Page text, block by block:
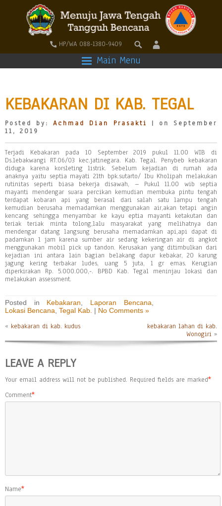
HP/WA 088-1380-9409
Main Menu
KEBAKARAN DI KAB. TEGAL
Posted by:Achmad Dian Prasakti
| on September
11, 2019
Terjadi Kebakaran pada 10 September 2019 pukul 11.00 WIB di
Ds.lebakwangi RT.06/03 kec.jatinegara. Kab. Tegal. Penybeb kebakaran
diduga karena korsleting listrik. Sebelum kejadian di rumah ada
anaknya yaitu septia mayati 21th bpk.sutarto/ Ibu Kholipah melakukan
rutinitas seperti biasa bekerja disawah, – Pukul 11.00 wib septia
mayanti mendengar suara percikan kemudian membuka pintu tengah
terdapat kobaran api yang berasal dari salah satu lampu tengah
kemudian berusaha memadamkan menggunakan air,akan tetapi angin
kencang sehingga menyambar ke kayu eptia mayanti ketakutan dan
teriak teriak minta tolong,lalu masyarakat yang melihatnya dan
mendengar datang langsung berusaha memadamkan api,api dapat di
padamkan 1 jam karena sumber air sedang kekeringan air di angkot
menggunakan mobil pick up tandon. Kerusakan yang ditimbulkan dari
kejadian ini antara lain bagian belakang dapur kebakar, 20 karung
jagung kering terbakar ludes, uang 5 juta, 1 gr emas. Kerugian
diperkirakan Rp. 5.000.000,-. BPBD Kab. Tegal meninjau lokasi dan
melakukan assessment.
Posted in Kebakaran Laporan Bencana
Lokasi Bencana Tegal Kab. | No Comments »
« kebakaran di kab. kudus
kebakaran lahan di kab.
Wonogiri »
LEAVE A REPLY
Your email address will not be published. Required fields are marked*
Comment*
Name*